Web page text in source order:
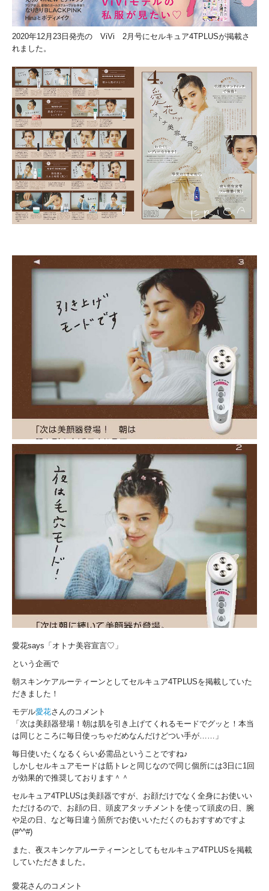
2020年12月23日発売の ViVi 2月号にセルキュア4TPLUSが掲載さ
れました。
愛花says「オトナ美容宣言♡」
という企画で
朝スキンケアルーティーンとしてセルキュア4TPLUSを掲載していた
だきました！
モデル愛花さんのコメント
「次は美顔器登場！朝は肌を引き上げてくれるモードでグッと！本当
は同じところに毎日使っちゃだめなんだけどつい手が……」
毎日使いたくなるくらい必需品ということですね♪
しかしセルキュアモードは筋トレと同じなので同じ個所には3日に1回
が効果的で推奨しております＾＾
セルキュア4TPLUSは美顔器ですが、お顔だけでなく全身にお使いい
ただけるので、お顔の日、頭皮アタッチメントを使って頭皮の日、腕
や足の日、など毎日違う箇所でお使いいただくのもおすすめですよ
(#^^#)
また、夜スキンケアルーティーンとしてもセルキュア4TPLUSを掲載
していただきました。
愛花さんのコメント